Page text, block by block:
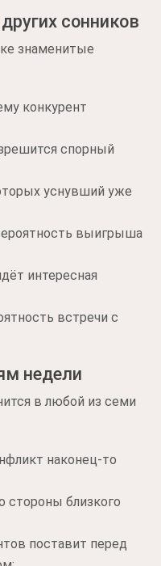
сонников
знаменитые
конкурент
спорный
уснувший уже
выигрыша
интересная
встречи с
недели
в любой из семи
наконец-то
стороны близкого
поставит перед